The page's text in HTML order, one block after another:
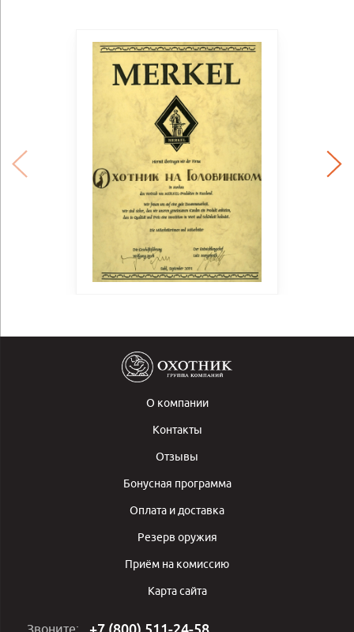
О компании
Контакты
Отзывы
Бонусная программа
Оплата и доставка
Резерв оружия
Приём на комиссию
Карта сайта
Звоните: